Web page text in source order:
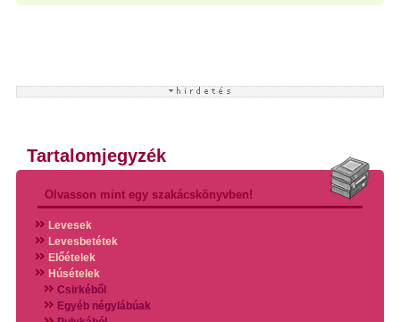
Tartalomjegyzék
Olvasson mint egy szakácskönyvben!
Levesek
Levesbetétek
Előételek
Húsételek
Csirkéből
Egyéb négylábúak